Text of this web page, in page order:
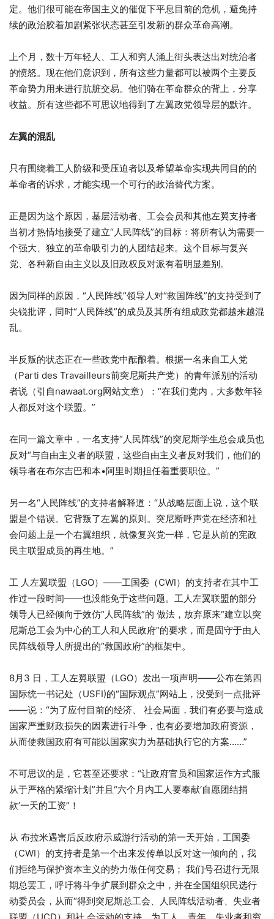
定。他们很可能在帝国主义的催促下平息目前的危机，避免持
续的政治胶着加剧紧张状态甚至引发新的群众革命高潮。
上个月，数十万年轻人、工人和穷人涌上街头表达出对统治者
的愤怒。现在他们意识到，所有这些力量都可以被两个主要反
革命势力用来进行肮脏交易。他们骑在革命群众的背上，分享
收益。所有这些都不可思议地得到了左翼政党领导层的默许。
左翼的混乱
只有围绕着工人阶级和受压迫者以及希望革命实现共同目的的
革命者的诉求，才能实现一个可行的政治替代方案。
正是因为这个原因，基层活动者、工会会员和其他左翼支持者
当初才热情地接受了建立“人民阵线”的目标：将所有认为需要一
个强大、独立的革命吸引力的人团结起来。这个目标与复兴
党、各种新自由主义以及旧政权反对派有着明显差别。
因为同样的原因，“人民阵线”领导人对“救国阵线”的支持受到了
尖锐批评，同时“人民阵线”的成员及其所有组成政党都越来越混
乱。
半反叛的状态正在一些政党中酝酿着。根据一名来自工人党
（Parti des Travailleurs前突尼斯共产党）的青年派别的活动
者说（引自nawaat.org网站文章）：“在我们党内，大多数年轻
人都反对这个联盟。”
在同一篇文章中，一名支持“人民阵线”的突尼斯学生总会成员也
反对“与自由主义者的联盟，这些自由主义者反对我们，他们的
领导者在布尔吉巴和本•阿里时期担任着重要职位。”
另一名“人民阵线”的支持者解释道：“从战略层面上说，这个联
盟是个错误。它背叛了左翼的原则。突尼斯呼声党在经济和社
会问题上是一个右翼组织，就像复兴党一样，它是从前的宪政
民主联盟成员的再生地。”
工 人左翼联盟（LGO）——工国委（CWI）的支持者在其中工
作过一段时间——也没能免于这些问题。工人左翼联盟的部分
领导人已经倾向于效仿“人民阵线”的 做法，放弃原来“建立以突
尼斯总工会为中心的工人和人民政府”的要求，而是固守于由人
民阵线领导人所提出的“救国政府”的框架中。
8月3 日，工人左翼联盟（LGO）发出一项声明——公布在第四
国际统一书记处（USFI)的“国际观点”网站上，没受到一点批评
——说：“为了应付目前的经济、 社会局面，我们有必要与造成
国家严重财政损失的因素进行斗争，也有必要增加政府资源，
从而使救国政府有可能以国家实力为基础执行它的方案……”
不可思议的是，它甚至还要求：“让政府官员和国家运作方式服
从于严格的紧缩计划”并且“六个月内工人要奉献‘自愿团结捐
款’一天的工资”！
从 布拉米遇害后反政府示威游行活动的第一天开始，工国委
（CWI）的支持者是第一个出来发传单以反对这一倾向的，我
们拒绝与保护资本主义的势力做任何交易； 我们号召进行无限
期总罢工，呼吁将斗争扩展到群众之中，并在全国组织民选行
动委员会，从而“得到突尼斯总工会、人民阵线活动者、失业者